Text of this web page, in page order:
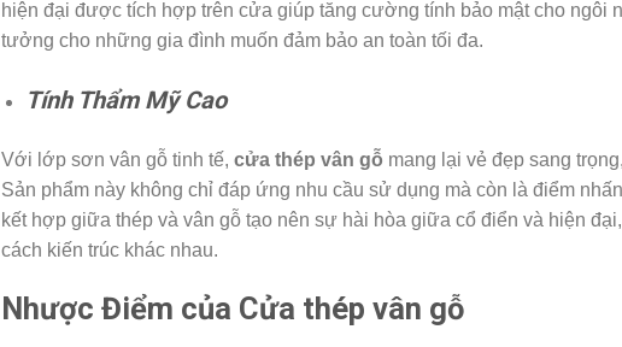
hiện đại được tích hợp trên cửa giúp tăng cường tính bảo mật cho ngôi
tưởng cho những gia đình muốn đảm bảo an toàn tối đa.
Tính Thẩm Mỹ Cao
Với lớp sơn vân gỗ tinh tế, cửa thép vân gỗ mang lại vẻ đẹp sang
Sản phẩm này không chỉ đáp ứng nhu cầu sử dụng mà còn là điểm
kết hợp giữa thép và vân gỗ tạo nên sự hài hòa giữa cổ điển và hiện
cách kiến trúc khác nhau.
Nhược Điểm của Cửa thép vân gỗ